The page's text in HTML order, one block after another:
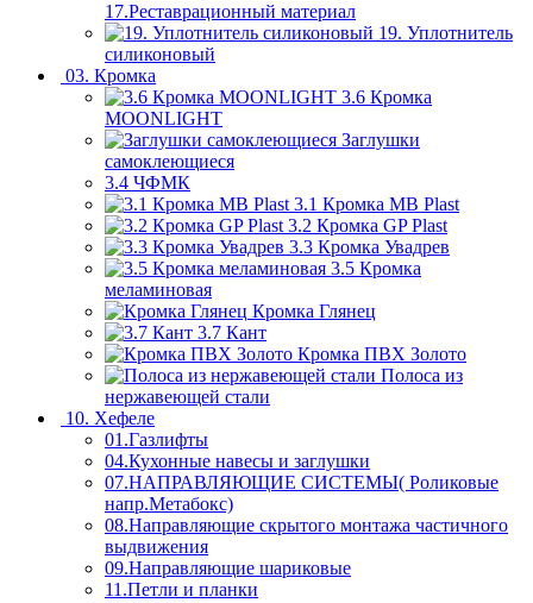
17.Реставрационный материал
19. Уплотнитель
силиконовый
03. Кромка
3.6 Кромка
MOONLIGHT
Заглушки
самоклеющиеся
3.4 ЧФМК
3.1 Кромка MB Plast
3.2 Кромка GP Plast
3.3 Кромка Увадрев
3.5 Кромка
меламиновая
Кромка Глянец
3.7 Кант
Кромка ПВХ Золото
Полоса из
нержавеющей стали
10. Хефеле
01.Газлифты
04.Кухонные навесы и заглушки
07.НАПРАВЛЯЮЩИЕ СИСТЕМЫ( Роликовые
напр.Метабокс)
08.Направляющие скрытого монтажа частичного
выдвижения
09.Направляющие шариковые
11.Петли и планки